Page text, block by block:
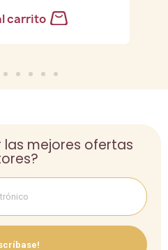
carrito
las mejores ofertas